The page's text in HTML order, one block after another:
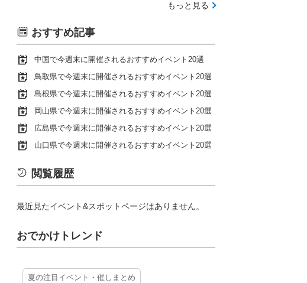
もっと見る
おすすめ記事
中国で今週末に開催されるおすすめイベント20選
鳥取県で今週末に開催されるおすすめイベント20選
島根県で今週末に開催されるおすすめイベント20選
岡山県で今週末に開催されるおすすめイベント20選
広島県で今週末に開催されるおすすめイベント20選
山口県で今週末に開催されるおすすめイベント20選
閲覧履歴
最近見たイベント&スポットページはありません。
おでかけトレンド
夏の注目イベント・催しまとめ